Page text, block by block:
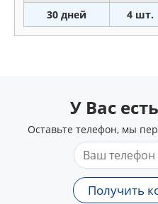
30 дней 4 шт.
У Вас
Оставьте телефон, мы
Получить